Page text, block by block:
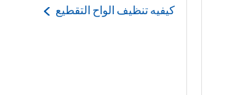
كيفيه تنظيف الواح التقطيع